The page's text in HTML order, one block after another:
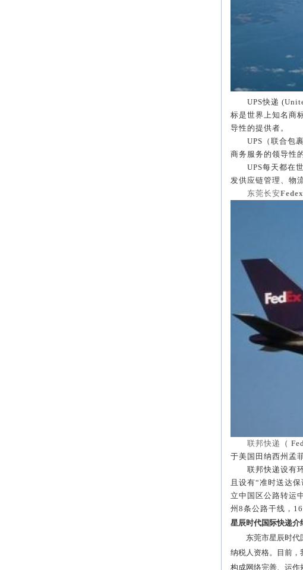
UPS快递
标是世界上知名商
导性的提供者。
UPS （联合包
商务服务的领导性
UPS每天都在
发供应链管理、物
东莞长安Fedex
联邦快递 （
于美国田纳西州孟
联邦快递设有环
且设有“准时送达保
立中国区公路转运
州 8条公路干线， 16
星辰时代国际快递介
东莞市星辰时代国
纳税人资格。目前，
构成网络完善、运作